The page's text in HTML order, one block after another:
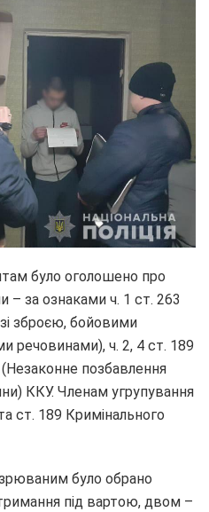
було оголошено про
– за ознаками ч. 1 ст. 263
зброєю, бойовими
речовинами), ч. 2, 4 ст. 189
позбавлення
ККУ. Членам угрупування
ст. 189 Кримінального
було обрано
під вартою, двом –